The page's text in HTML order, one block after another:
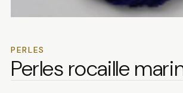
PERLES
Perles rocaille